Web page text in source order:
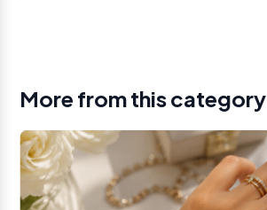
More from this category